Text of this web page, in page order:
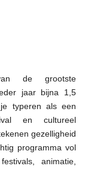
de grootste
jaar bijna 1,5
typeren als een
en cultureel
gezelligheid
programma vol
animatie,